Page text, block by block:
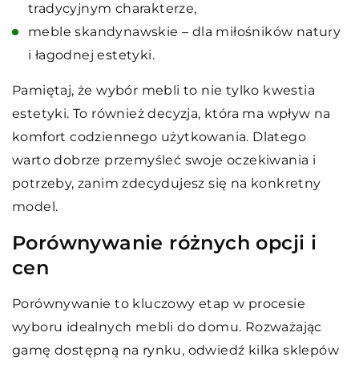
tradycyjnym charakterze,
meble skandynawskie – dla miłośników natury
i łagodnej estetyki.
Pamiętaj, że wybór mebli to nie tylko kwestia
estetyki. To również decyzja, która ma wpływ na
komfort codziennego użytkowania. Dlatego
warto dobrze przemyśleć swoje oczekiwania i
potrzeby, zanim zdecydujesz się na konkretny
model.
Porównywanie różnych opcji i
cen
Porównywanie to kluczowy etap w procesie
wyboru idealnych mebli do domu. Rozważając
gamę dostępną na rynku, odwiedź kilka sklepów